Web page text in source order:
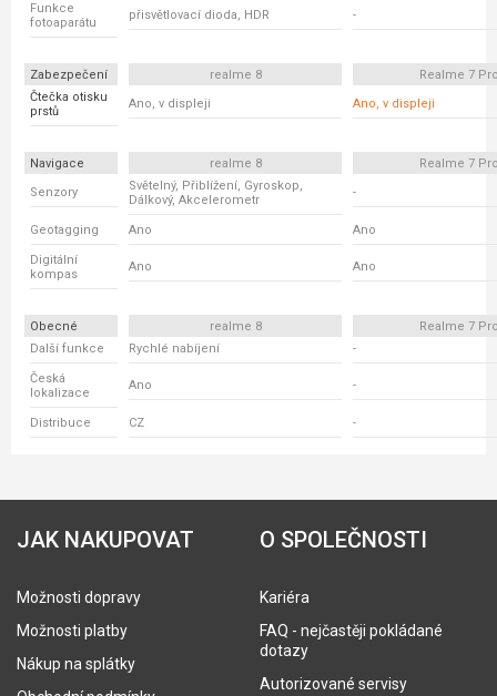
Funkce
fotoaparátu
přisvětlovací dioda, HDR -
Zabezpečení realme 8
Realme 7
Čtečka otisku
prstů
Ano, v displeji Ano, v displeji
Navigace realme 8
Realme 7
Senzory
Světelný, Přiblížení, Gyroskop,
Dálkový, Akcelerometr
-
Geotagging Ano Ano
Digitální
kompas
Ano Ano
Obecné realme 8
Realme 7
Další funkce
Rychlé nabíjení -
Česká
lokalizace
Ano -
Distribuce CZ -
JAK NAKUPOVAT
Možnosti dopravy
Možnosti platby
Nákup na splátky
O SPOLEČNOSTI
Kariéra
FAQ - nejčastěji pokládané
dotazy
Autorizované servisy